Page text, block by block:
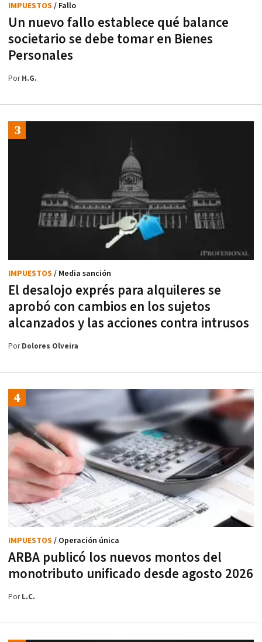
Un nuevo fallo establece qué balance
societario se debe tomar en Bienes
Personales
IMPUESTOS / Fallo
PorH.G.
El desalojo exprés para alquileres se
aprobó con cambios en los sujetos
alcanzados y las acciones contra intrusos
IMPUESTOS / Media sanción
PorDolores Olveira
ARBA publicó los nuevos montos del
monotributo unificado desde agosto 2026
IMPUESTOS / Operación única
PorL.C.